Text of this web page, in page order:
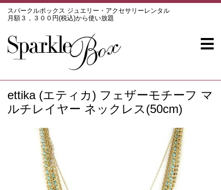
スパークルボックス ジュエリー・アクセサリーレンタル
月額３，３００円(税込)から使い放題
ettika (エティカ) フェザーモチーフ マ
ルチレイヤー ネックレス(50cm)